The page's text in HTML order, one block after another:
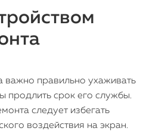
важно правильно ухаживать
продлить срок его службы.
следует избегать
воздействия на экран.